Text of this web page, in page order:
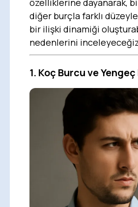
diğer burçla farklı
bir ilişki dinamiği
nedenlerini
1. Koç Burcu ve